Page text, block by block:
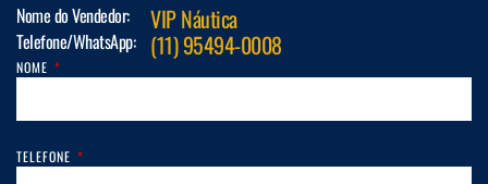
Nome do Vendedor: VIP Náutica
Telefone/WhatsApp: (11) 95494-0008
NOME
TELEFONE